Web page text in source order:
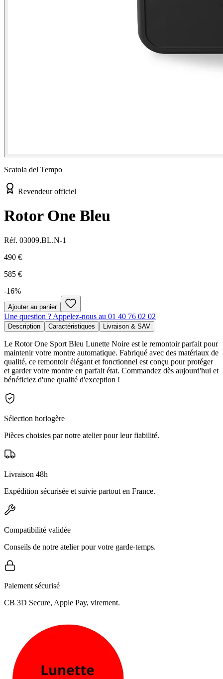
Scatola del Tempo
Revendeur officiel
Rotor One Bleu
Réf. 03009.BL.N-1
490 €
585 €
-16%
Ajouter au panier
Une question ? Appelez-nous au 01 40 76 02 02
Description Caractéristiques Livraison & SAV
Le Rotor One Sport Bleu Lunette Noire est le remontoir parfait pour
maintenir votre montre automatique. Fabriqué avec des matériaux de
qualité, ce remontoir élégant et fonctionnel est conçu pour protéger
et garder votre montre en parfait état. Commandez dès aujourd'hui et
bénéficiez d'une qualité d'exception !
Sélection horlogère
Pièces choisies par notre atelier pour leur fiabilité.
Livraison 48h
Expédition sécurisée et suivie partout en France.
Compatibilité validée
Conseils de notre atelier pour votre garde-temps.
Paiement sécurisé
CB 3D Secure, Apple Pay, virement.